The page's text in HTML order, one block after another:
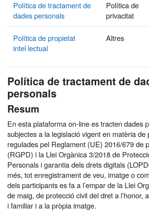
Política de tractament de
dades personals
Política de
privacitat
Política de propietat
intel·lectual
Altres
Política de tractament de
personals
Resum
En esta plataforma on-line es tracten dades
subjectes a la legislació vigent en matèria de
regulades pel Reglament (UE) 2016/679 de
(RGPD) i la Llei Orgànica 3/2018 de
Personals i garantia dels drets digitals
més, tot enregistrament de veu, imatge o
dels participants es fa a l’empar de la Llei
de maig, de protecció civil del dret a l’honor,
i familiar i a la pròpia imatge.